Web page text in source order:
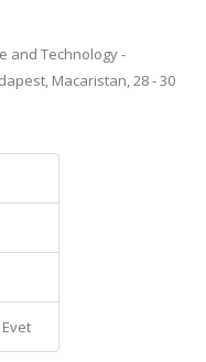
and Technology -
Macaristan, 28 - 30
Evet